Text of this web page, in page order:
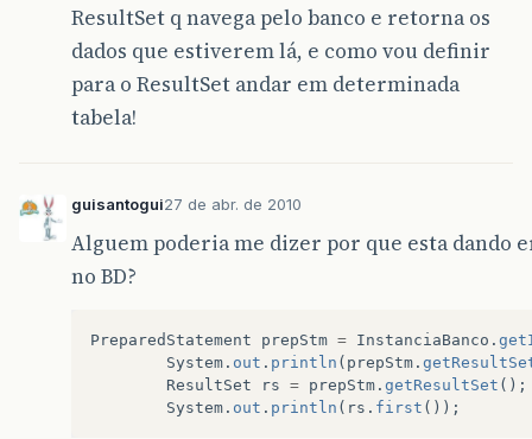
ResultSet q navega pelo banco e retorna os
dados que estiverem lá, e como vou definir
para o ResultSet andar em determinada
tabela!
guisantogui27 de abr. de 2010
Alguem poderia me dizer por que esta dando
no BD?
PreparedStatement prepStm = InstanciaBanco .
System . out . println ( prepStm .
ResultSet
rs = prepStm . getResultSet ();
System . out . println ( rs . first ());